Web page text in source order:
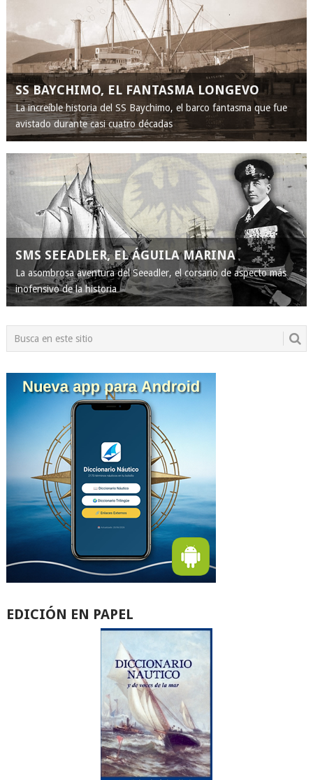
SS BAYCHIMO, EL FANTASMA LONGEVO
La increíble historia del SS Baychimo, el barco fantasma que fue
avistado durante casi cuatro décadas
SMS SEEADLER, EL ÁGUILA MARINA
La asombrosa aventura del Seeadler, el corsario de aspecto más
inofensivo de la historia
EDICIÓN EN PAPEL